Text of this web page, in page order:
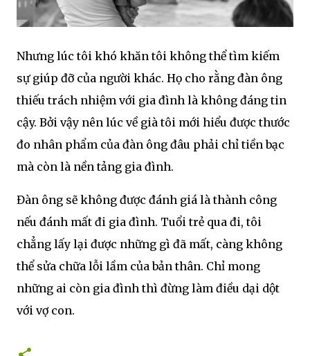
Nhưng lúc tôi khó khăn tôi không thể tìm kiếm
sự giúp đỡ của người khác. Họ cho rằng đàn ông
thiếu trách nhiệm với gia đình là không đáng tin
cậy. Bởi vậy nên lúc về già tôi mới hiểu được thước
đo nhân phẩm của đàn ông đâu phải chỉ tiền bạc
mà còn là nền tảng gia đình.
Đàn ông sẽ không được đánh giá là thành công
nếu đánh mất đi gia đình. Tuổi trẻ qua đi, tôi
chẳng lấy lại được những gì đã mất, càng không
thể sửa chữa lỗi lầm của bản thân. Chỉ mong
những ai còn gia đình thì đừng làm điều dại dột
với vợ con.